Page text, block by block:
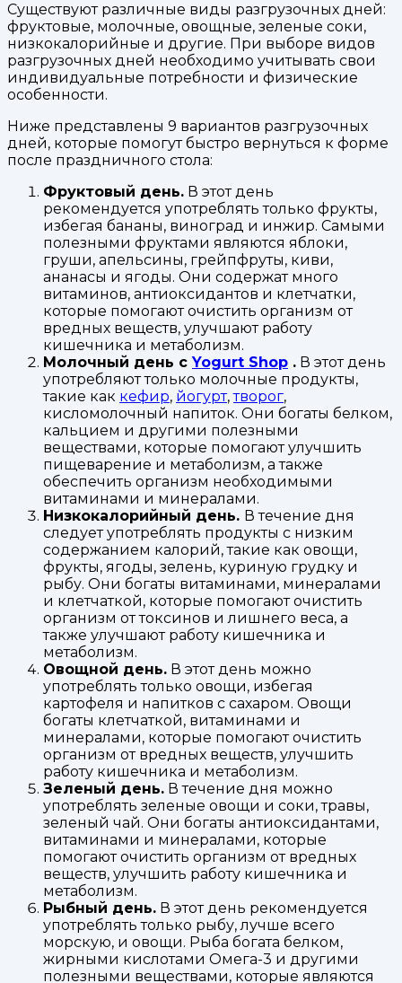
Существуют различные виды разгрузочных дней:
фруктовые, молочные, овощные, зеленые соки,
низкокалорийные и другие. При выборе видов
разгрузочных дней необходимо учитывать свои
индивидуальные потребности и физические
особенности.
Ниже представлены 9 вариантов разгрузочных
дней, которые помогут быстро вернуться к форме
после праздничного стола:
Фруктовый день. В этот день
рекомендуется употреблять только фрукты,
избегая бананы, виноград и инжир. Самыми
полезными фруктами являются яблоки,
груши, апельсины, грейпфруты, киви,
ананасы и ягоды. Они содержат много
витаминов, антиоксидантов и клетчатки,
которые помогают очистить организм от
вредных веществ, улучшают работу
кишечника и метаболизм.
Молочный день сYogurt Shop . В этот день
употребляют только молочные продукты,
такие как кефир, йогурт,творог,
кисломолочный напиток. Они богаты белком,
кальцием и другими полезными
веществами, которые помогают улучшить
пищеварение и метаболизм, а также
обеспечить организм необходимыми
витаминами и минералами.
Низкокалорийный день. В течение дня
следует употреблять продукты с низким
содержанием калорий, такие как овощи,
фрукты, ягоды, зелень, куриную грудку и
рыбу. Они богаты витаминами, минералами
и клетчаткой, которые помогают очистить
организм от токсинов и лишнего веса, а
также улучшают работу кишечника и
метаболизм.
Овощной день. В этот день можно
употреблять только овощи, избегая
картофеля и напитков с сахаром. Овощи
богаты клетчаткой, витаминами и
минералами, которые помогают очистить
организм от вредных веществ, улучшить
работу кишечника и метаболизм.
Зеленый день. В течение дня можно
употреблять зеленые овощи и соки, травы,
зеленый чай. Они богаты антиоксидантами,
витаминами и минералами, которые
помогают очистить организм от вредных
веществ, улучшить работу кишечника и
метаболизм.
Рыбный день. В этот день рекомендуется
употреблять только рыбу, лучше всего
морскую, и овощи. Рыба богата белком,
жирными кислотами Омега-3 и другими
полезными веществами, которые являются